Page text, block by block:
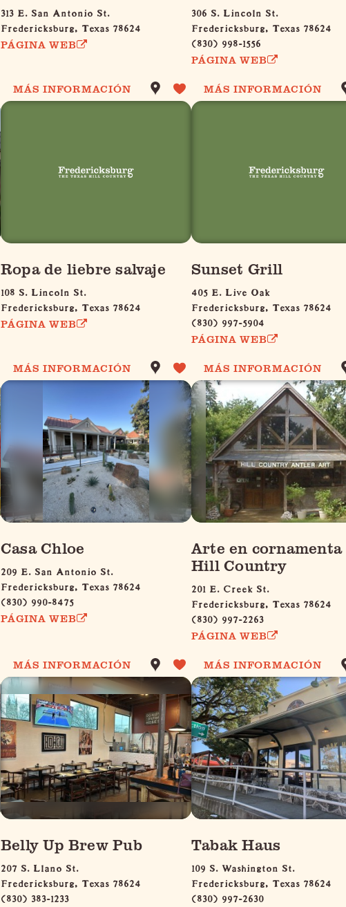
313 E. San Antonio St.
Fredericksburg, Texas 78624
PÁGINA WEB
MÁS INFORMACIÓN
306 S. Lincoln St.
Fredericksburg, Texas 78624
(830) 998-1556
PÁGINA WEB
MÁS INFORMACIÓN
Ropa de liebre salvaje
108 S. Lincoln St.
Fredericksburg, Texas 78624
PÁGINA WEB
MÁS INFORMACIÓN
Sunset Grill
405 E. Live Oak
Fredericksburg, Texas 78624
(830) 997-5904
PÁGINA WEB
MÁS INFORMACIÓN
Casa Chloe
209 E. San Antonio St.
Fredericksburg, Texas 78624
(830) 990-8475
PÁGINA WEB
MÁS INFORMACIÓN
Arte en cornamenta
Hill Country
201 E. Creek St.
Fredericksburg, Texas 78624
(830) 997-2263
PÁGINA WEB
MÁS INFORMACIÓN
Belly Up Brew Pub
207 S. Llano St.
Fredericksburg, Texas 78624
(830) 383-1233
Tabak Haus
109 S. Washington St.
Fredericksburg, Texas 78624
(830) 997-2630